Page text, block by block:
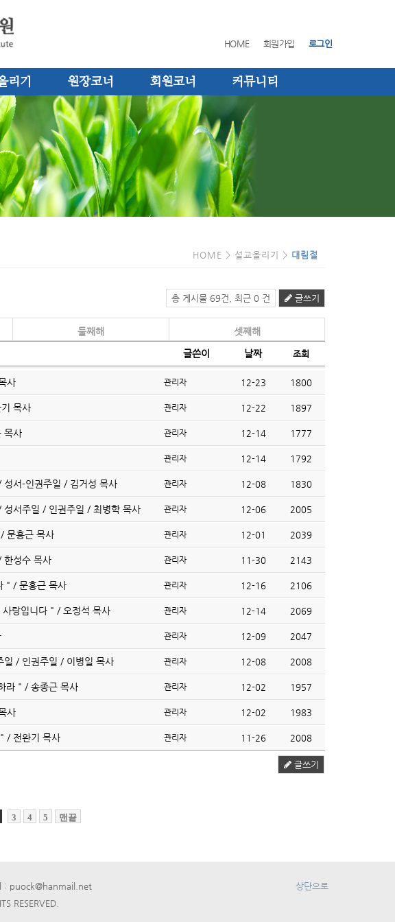
HOME 회원가입 로그인
리기 원장코너 회원코너 커뮤니티
HOME > 설교올리기 > 대림절
총 게시물 69건, 최근 0 건 글쓰기
둘째해
셋째해
글쓴이 날짜 조회
사 관리자 12-23 1800
목사 관리자 12-22 1897
목사 관리자 12-14 1777
관리자 12-14 1792
서-인권주일 / 김거성 목사 관리자 12-08 1830
서주일 / 인권주일 / 최병학 목사 관리자 12-06 2005
문홍근 목사 관리자 12-01 2039
한성수 목사 관리자 11-30 2143
" / 문홍근 목사 관리자 12-16 2106
랑입니다 " / 오정석 목사 관리자 12-14 2069
관리자 12-09 2047
/ 인권주일 / 이병일 목사 관리자 12-08 2008
라 " / 송종근 목사 관리자 12-02 1957
사 관리자 12-02 1983
/ 전완기 목사 관리자 11-26 2008
글쓰기
3 4 5 맨끝
RESERVED.
상단으로